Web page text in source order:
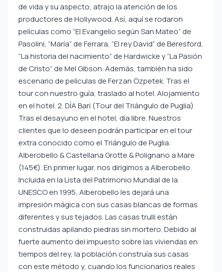
de vida y su aspecto, atrajo la atención de los
productores de Hollywood. Así, aquí se rodaron
películas como “El Evangelio según San Mateo” de
Pasolini, “María” de Ferrara, “El rey David” de Beresford,
“La historia del nacimiento” de Hardwicke y “La Pasión
de Cristo” de Mel Gibson. Además, también ha sido
escenario de películas de Ferzan Özpetek. Tras el
tour con nuestro guía, traslado al hotel. Alojamiento
en el hotel. 2. DÍA Bari (Tour del Triángulo de Puglia)
Tras el desayuno en el hotel, día libre. Nuestros
clientes que lo deseen podrán participar en el tour
extra conocido como el Triángulo de Puglia:
Alberobello & Castellana Grotte & Polignano a Mare
(145€). En primer lugar, nos dirigimos a Alberobello.
Incluida en la Lista del Patrimonio Mundial de la
UNESCO en 1995, Alberobello les dejará una
impresión mágica con sus casas blancas de formas
diferentes y sus tejados. Las casas trulli están
construidas apilando piedras sin mortero. Debido al
fuerte aumento del impuesto sobre las viviendas en
tiempos del rey, la población construía sus casas
con este método y, cuando los funcionarios reales